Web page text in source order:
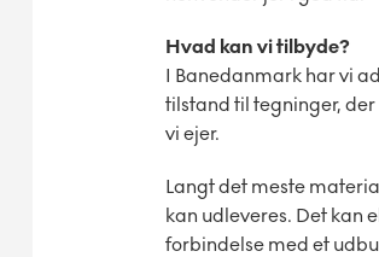
Hvad kan vi tilbyde?
I Banedanmark har vi
tilstand til tegninger,
vi ejer.
Langt det meste
kan udleveres. Det kan
forbindelse med et